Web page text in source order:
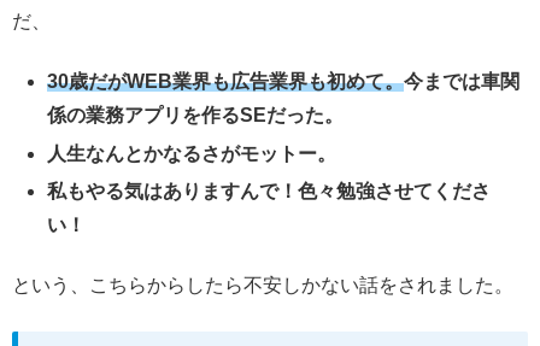
だ、
30歳だがWEB業界も広告業界も初めて。今までは車関
係の業務アプリを作るSEだった。
人生なんとかなるさがモットー。
私もやる気はありますんで！色々勉強させてくださ
い！
という、こちらからしたら不安しかない話をされました。